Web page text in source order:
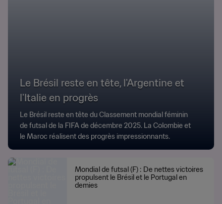
Le Brésil reste en tête, l'Argentine et
l'Italie en progrès
Le Brésil reste en tête du Classement mondial féminin
de futsal de la FIFA de décembre 2025. La Colombie et
le Maroc réalisent des progrès impressionnants.
Mondial de futsal (F) : De nettes victoires
propulsent le Brésil et le Portugal en
demies